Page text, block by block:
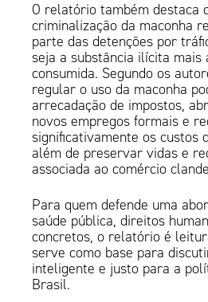
O relatório também destaca
criminalização da maconha
parte das detenções por
seja a substância ilícita mais
consumida. Segundo os
regular o uso da maconha
arrecadação de impostos,
novos empregos formais e
significativamente os custos
além de preservar vidas e
associada ao comércio
Para quem defende uma
saúde pública, direitos
concretos, o relatório é
serve como base para
inteligente e justo para a
Brasil.